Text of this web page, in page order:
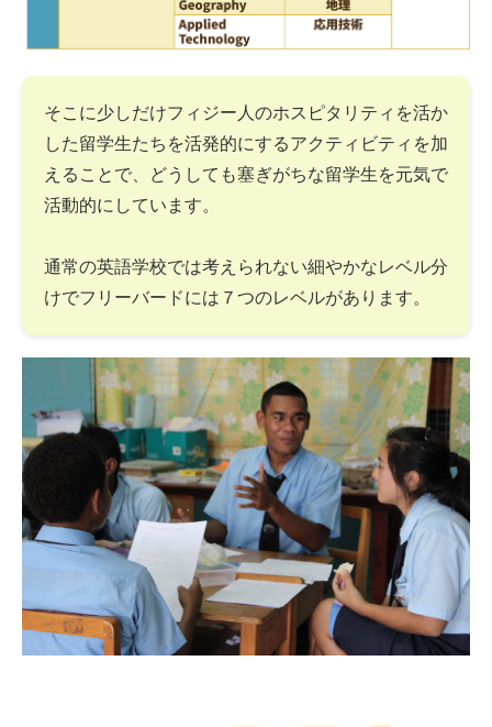
そこに少しだけフィジー人のホスピタリティを活か
した留学生たちを活発的にするアクティビティを加
えることで、どうしても塞ぎがちな留学生を元気で
活動的にしています。
通常の英語学校では考えられない細やかなレベル分
けでフリーバードには７つのレベルがあります。